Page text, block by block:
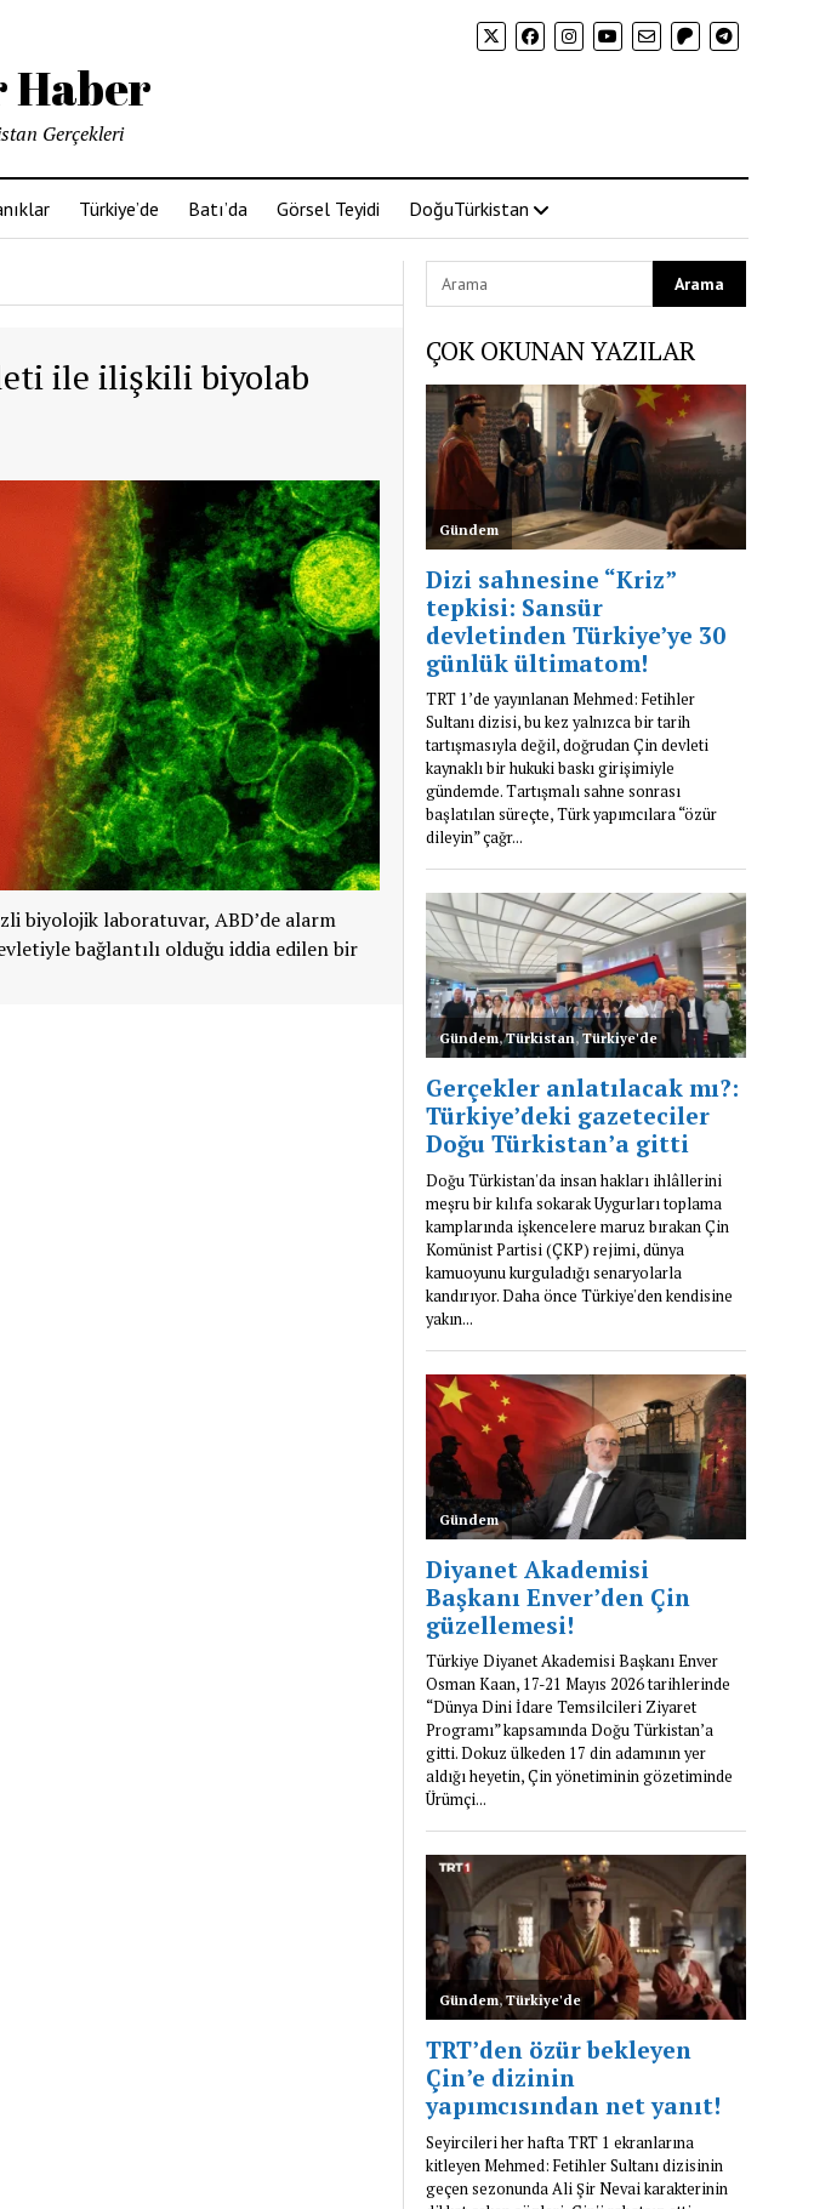
Haber
Gerçekleri
Türkiye’de Batı’da Görsel Teyidi DoğuTürkistan
ile ilişkili biyolab
biyolojik laboratuvar, ABD’de alarm
bağlantılı olduğu iddia edilen bir
ÇOK OKUNAN YAZILAR